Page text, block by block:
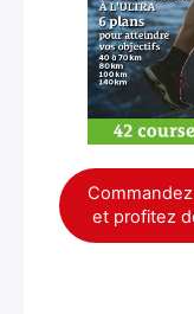
et profitez